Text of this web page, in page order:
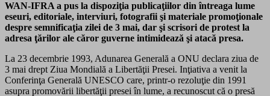
WAN-IFRA a pus la dispoziţia publicaţiilor din întreaga lume
eseuri, editoriale, interviuri, fotografii şi materiale promoţionale
despre semnificaţia zilei de 3 mai, dar şi scrisori de protest la
adresa ţărilor ale căror guverne intimidează şi atacă presa.
La 23 decembrie 1993, Adunarea Generală a ONU declara ziua de
3 mai drept Ziua Mondială a Libertăţii Presei. Inţiativa a venit la
Conferinţa Generală UNESCO care, printr-o rezoluţie din 1991
asupra promovării libertăţii presei în lume, a recunoscut că o presă